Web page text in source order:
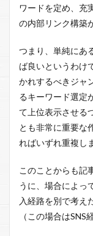
ワードを定め、充
の内部リンク構築
つまり、単純にあ
ば良いというわけ
かれするべきジャ
るキーワード選定
て上位表示させる
とも非常に重要な
ればいずれ重複し
このことからも記
うに、場合によっ
入経路を別で考え
（この場合はSNS